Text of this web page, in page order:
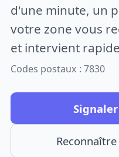
d'une minute, un
votre zone vous
et intervient
Codes postaux : 7830